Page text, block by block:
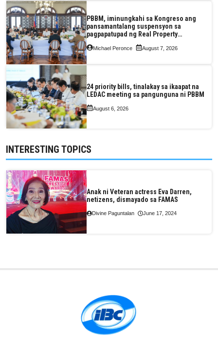
PBBM, iminungkahi sa Kongreso ang
pansamantalang suspensyon sa
pagpapatupad ng Real Property
Valuation and Assessment Reform Act
Michael Peronce August 7, 2026
24 priority bills, tinalakay sa ikaapat na
LEDAC meeting sa pangunguna ni PBBM
August 6, 2026
INTERESTING TOPICS
Anak ni Veteran actress Eva Darren,
netizens, dismayado sa FAMAS
Divine Paguntalan June 17, 2024